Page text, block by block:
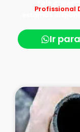
Profissional
estamos
Ir